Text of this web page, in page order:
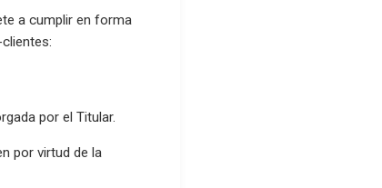
a cumplir en forma
por el Titular.
por virtud de la